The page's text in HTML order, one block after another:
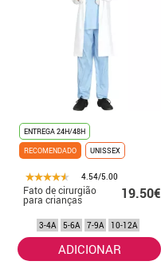
ENTREGA 24H/48H
RECOMENDADO
UNISSEX
4.54/5.00
Fato de cirurgião
para crianças 19.50€
3-4A 5-6A 7-9A 10-12A
ADICIONAR